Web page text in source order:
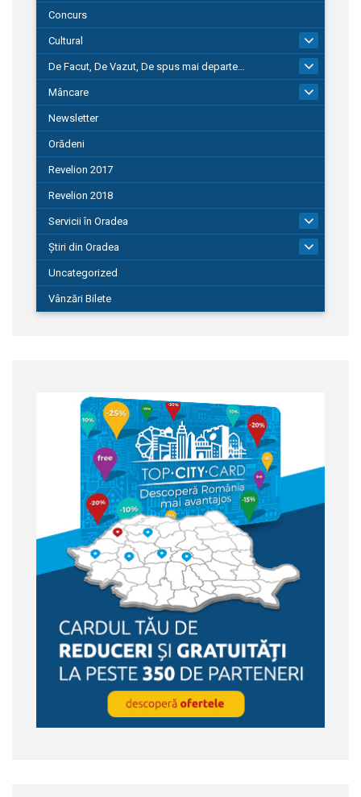
Concurs
Cultural
De Facut, De Vazut, De spus mai departe…
580
Mâncare
Newsletter
Orădeni
Revelion 2017
Revelion 2018
Servicii în Oradea
Știri din Oradea
Uncategorized
Vânzări Bilete